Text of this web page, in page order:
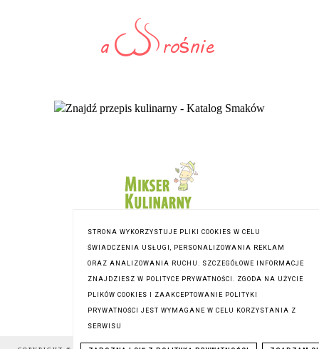
STRONA WYKORZYSTUJE PLIKI COOKIES W CELU
ŚWIADCZENIA USŁUGI, PERSONALIZOWANIA REKLAM
ORAZ ANALIZOWANIA RUCHU. SZCZEGÓŁOWE INFORMACJE
ZNAJDZIESZ W POLITYCE PRYWATNOŚCI. ZGODA NA UŻYCIE
PLIKÓW COOKIES I ZAAKCEPTOWANIE POLITYKI
PRYWATNOŚCI JEST WYMAGANE W CELU KORZYSTANIA Z
SERWISU